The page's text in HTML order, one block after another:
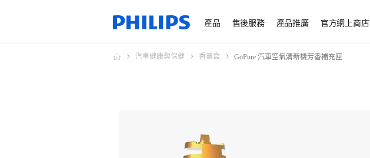
產品 售後服務 產品推廣 官方網上商店
汽車健康與保健 香薰盒 GoPure 汽車空氣清新機芳香補充匣